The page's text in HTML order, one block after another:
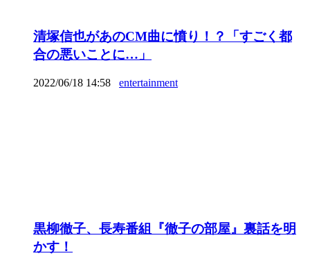
清塚信也があのCM曲に憤り！？「すごく都
合の悪いことに…」
2022/06/18 14:58 entertainment
黒柳徹子、長寿番組『徹子の部屋』裏話を明
かす！